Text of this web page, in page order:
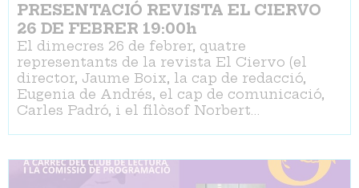
PRESENTACIÓ REVISTA EL CIERVO
26 DE FEBRER 19:00h
El dimecres 26 de febrer, quatre
representants de la revista El Ciervo (el
director, Jaume Boix, la cap de redacció,
Eugenia de Andrés, el cap de comunicació,
Carles Padró, i el filòsof Norbert…